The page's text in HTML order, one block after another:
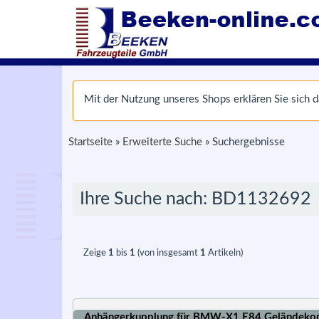
Mit der Nutzung unseres Shops erklären Sie
Startseite » Erweiterte Suche » Suchergebnisse
Ihre Suche nach: BD1132692
Zeige 1 bis 1 (von insgesamt 1 Artikeln)